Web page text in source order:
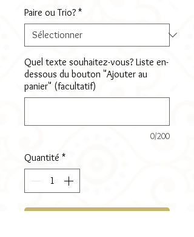
Paire ou Trio? *
Quel texte souhaitez-vous? Liste en-
dessous du bouton "Ajouter au
panier" (facultatif)
0/200
Quantité *